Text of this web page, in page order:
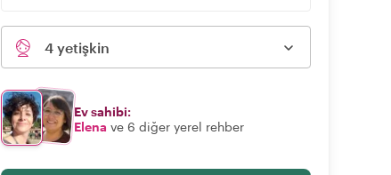
4 yetişkin
Ev sahibi:
Elena ve 6 diğer yerel rehber